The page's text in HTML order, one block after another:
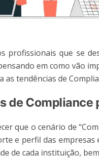
profissionais que se
em como vão
tendências de
de Compliance
que o cenário de
e perfil das empresas
de cada instituição,